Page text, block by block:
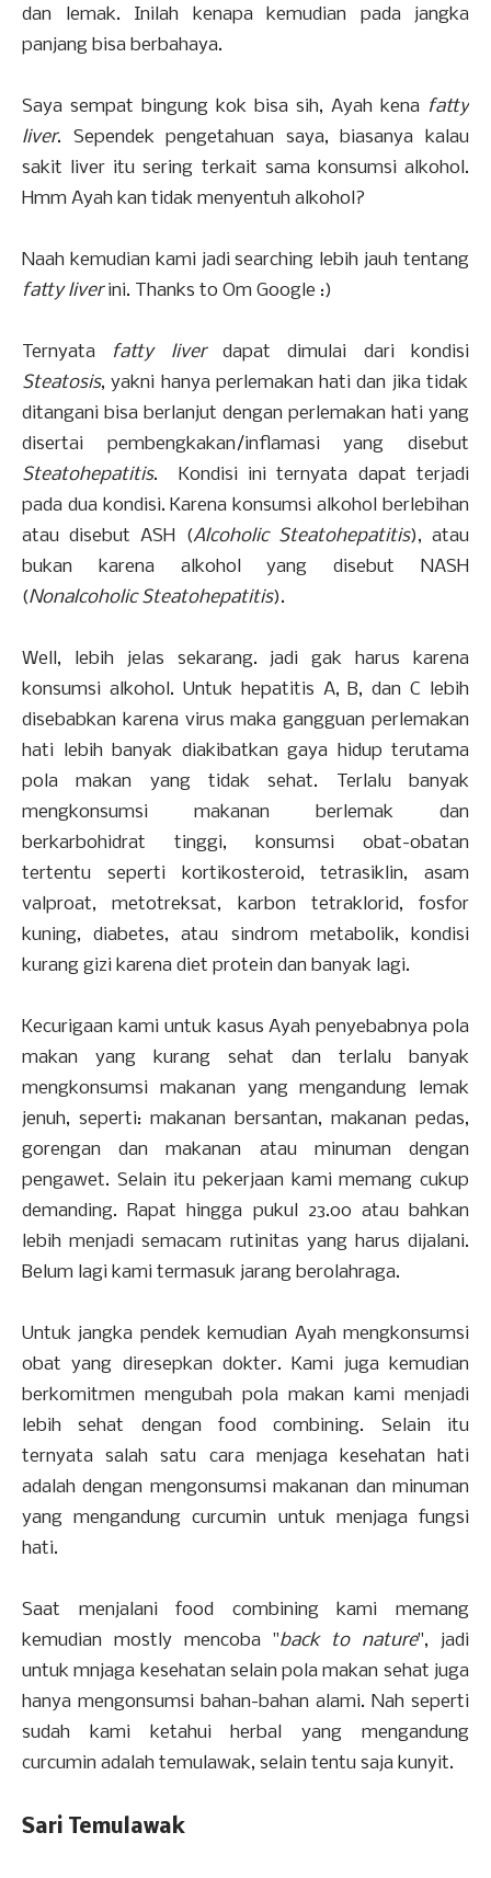
dan lemak. Inilah kenapa kemudian pada jangka
panjang bisa berbahaya.
Saya sempat bingung kok bisa sih, Ayah kena fatty
liver. Sependek pengetahuan saya, biasanya kalau
sakit liver itu sering terkait sama konsumsi alkohol.
Hmm Ayah kan tidak menyentuh alkohol?
Naah kemudian kami jadi searching lebih jauh tentang
fatty liverini. Thanks to Om Google :)
Ternyata fatty liverdapat dimulai dari kondisi
Steatosis, yakni hanya perlemakan hati dan jika tidak
ditangani bisa berlanjut dengan perlemakan hati yang
disertai pembengkakan/inflamasi yang disebut
Steatohepatitis. Kondisi ini ternyata dapat terjadi
pada dua kondisi. Karena konsumsi alkohol berlebihan
atau disebut ASH (Alcoholic Steatohepatitis), atau
bukan karena alkohol yang disebut NASH
(Nonalcoholic Steatohepatitis).
Well, lebih jelas sekarang. jadi gak harus karena
konsumsi alkohol. Untuk hepatitis A, B, dan C lebih
disebabkan karena virus maka gangguan perlemakan
hati lebih banyak diakibatkan gaya hidup terutama
pola makan yang tidak sehat. Terlalu banyak
mengkonsumsi makanan berlemak dan
berkarbohidrat tinggi, konsumsi obat-obatan
tertentu seperti kortikosteroid, tetrasiklin, asam
valproat, metotreksat, karbon tetraklorid, fosfor
kuning, diabetes, atau sindrom metabolik, kondisi
kurang gizi karena diet protein dan banyak lagi.
Kecurigaan kami untuk kasus Ayah penyebabnya pola
makan yang kurang sehat dan terlalu banyak
mengkonsumsi makanan yang mengandung lemak
jenuh, seperti: makanan bersantan, makanan pedas,
gorengan dan makanan atau minuman dengan
pengawet. Selain itu pekerjaan kami memang cukup
demanding. Rapat hingga pukul 23.00 atau bahkan
lebih menjadi semacam rutinitas yang harus dijalani.
Belum lagi kami termasuk jarang berolahraga.
Untuk jangka pendek kemudian Ayah mengkonsumsi
obat yang diresepkan dokter. Kami juga kemudian
berkomitmen mengubah pola makan kami menjadi
lebih sehat dengan food combining. Selain itu
ternyata salah satu cara menjaga kesehatan hati
adalah dengan mengonsumsi makanan dan minuman
yang mengandung curcumin untuk menjaga fungsi
hati.
Saat menjalani food combining kami memang
kemudian mostly mencoba "back to nature", jadi
untuk mnjaga kesehatan selain pola makan sehat juga
hanya mengonsumsi bahan-bahan alami. Nah seperti
sudah kami ketahui herbal yang mengandung
curcumin adalah temulawak, selain tentu saja kunyit.
Sari Temulawak